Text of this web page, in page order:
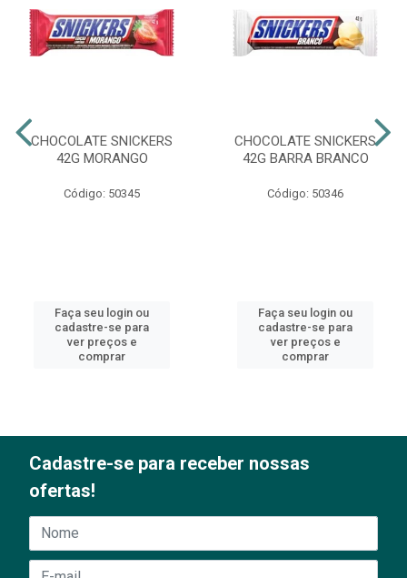
CHOCOLATE SNICKERS
42G MORANGO
Código: 50345
Faça seu login ou
cadastre-se para
ver preços e
comprar
CHOCOLATE SNICKERS
42G BARRA BRANCO
Código: 50346
Faça seu login ou
cadastre-se para
ver preços e
comprar
Cadastre-se para receber nossas
ofertas!